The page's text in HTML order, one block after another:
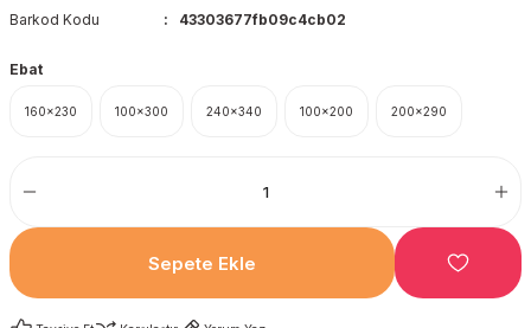
Barkod Kodu
43303677fb09c4cb02
Ebat
160x230 100x300 240x340 100x200 200x290
Sepete Ekle